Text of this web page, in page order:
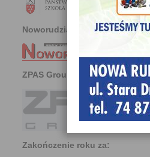
Noworudzianin
ZPAS Group
Zakończenie roku za: